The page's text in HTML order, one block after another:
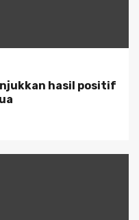
hasil positif